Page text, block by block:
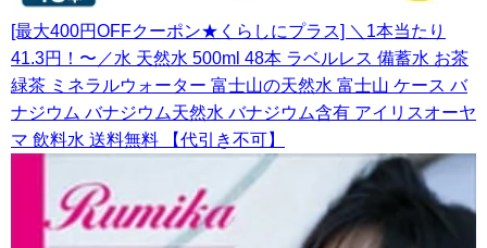
[最大400円OFFクーポン★くらしにプラス] ＼1本当たり
41.3円！〜／水 天然水 500ml 48本 ラベルレス 備蓄水 お茶
緑茶 ミネラルウォーター 富士山の天然水 富士山 ケース バ
ナジウム バナジウム天然水 バナジウム含有 アイリスオーヤ
マ 飲料水 送料無料 【代引き不可】